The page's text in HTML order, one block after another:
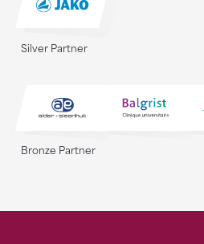
Silver Partner
Bronze Partner